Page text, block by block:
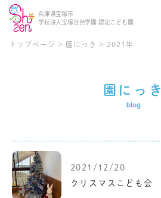
兵庫県宝塚市
学校法人宝塚自然学園 認定こども園
トップページ > 園にっき > 2021年
園にっき
blog
2021/12/20
クリスマスこども会